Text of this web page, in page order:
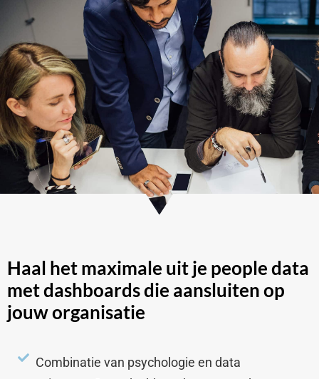
Haal het maximale uit je people data
met dashboards die aansluiten op
jouw organisatie
Combinatie van psychologie en data